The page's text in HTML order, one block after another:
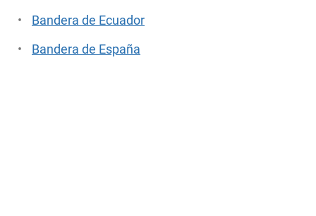
Bandera de Ecuador
Bandera de España